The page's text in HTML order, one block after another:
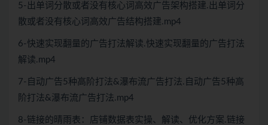
5-出单词分散或者没有核心词高效广告架构搭建.出单词分
散或者没有核心词高效广告结构搭建.mp4
6-快速实现翻量的广告打法解读.快速实现翻量的广告打法
解读.mp4
7-自动广告5种高阶打法&瀑布流广告打法.自动广告5种高
阶打法&瀑布流广告打法.mp4
8-链接的晴雨表：店铺数据表实操、解读、优化方案.链接